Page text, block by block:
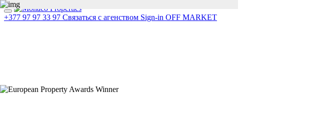
+377 97 97 33 97 Связаться с агенством Sign-in OFF MARKET